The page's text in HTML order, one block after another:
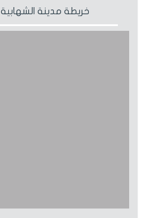
خريطة مدينة الشهابية